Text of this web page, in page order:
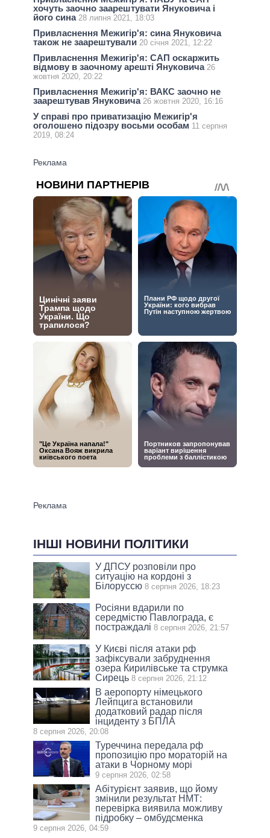
хочуть заочно заарештувати Януковича і
його сина 28 липня 2021, 18:03
Привласнення Межигір'я: сина Януковича
також не заарештували 20 січня 2021, 12:22
Привласнення Межигір'я: САП оскаржить
відмову в заочному арешті Януковича 26
жовтня 2020, 20:22
Привласнення Межигір'я: ВАКС заочно не
заарештував Януковича 26 жовтня 2020, 16:16
У справі про приватизацію Межигір'я
оголошено підозру восьми особам 11 серпня
2019, 08:24
ІНШІ НОВИНИ ПОЛІТИКИ
У ДПСУ розповіли про
ситуацію на кордоні з
Білоруссю 8 серпня 2026, 18:23
Росіяни вдарили по
середмістю Павлограда, є
постраждалі 8 серпня 2026, 21:57
У Києві після атаки рф
зафіксували забруднення
озера Кирилівське та струмка
Сирець 8 серпня 2026, 21:12
В аеропорту німецького
Лейпцига встановили
додатковий радар після
інциденту з БПЛА
8 серпня 2026, 20:08
Туреччина передала рф
пропозицію про мораторій на
атаки в Чорному морі
9 серпня 2026, 02:58
Абітурієнт заявив, що йому
змінили результат НМТ:
перевірка виявила можливу
підробку – омбудсменка
9 серпня 2026, 04:59